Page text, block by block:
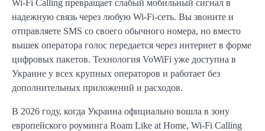
Wi-Fi Calling превращает слабый мобильный сигнал в
надежную связь через любую Wi-Fi-сеть. Вы звоните и
отправляете SMS со своего обычного номера, но вместо
вышек оператора голос передается через интернет в форме
цифровых пакетов. Технология VoWiFi уже доступна в
Украине у всех крупных операторов и работает без
дополнительных приложений и расходов.
В 2026 году, когда Украина официально вошла в зону
европейского роуминга Roam Like at Home, Wi-Fi Calling